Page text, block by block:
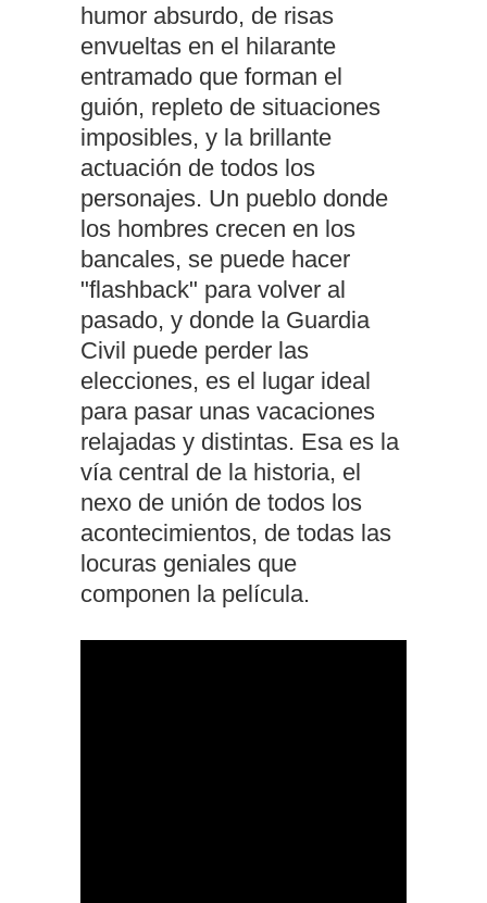
humor absurdo, de risas
envueltas en el hilarante
entramado que forman el
guión, repleto de situaciones
imposibles, y la brillante
actuación de todos los
personajes. Un pueblo donde
los hombres crecen en los
bancales, se puede hacer
"flashback" para volver al
pasado, y donde la Guardia
Civil puede perder las
elecciones, es el lugar ideal
para pasar unas vacaciones
relajadas y distintas. Esa es la
vía central de la historia, el
nexo de unión de todos los
acontecimientos, de todas las
locuras geniales que
componen la película.